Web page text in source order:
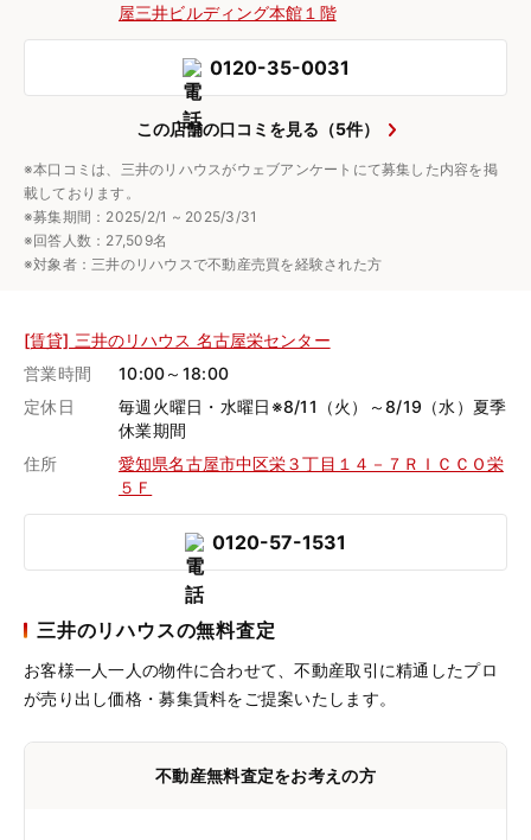
屋三井ビルディング本館１階
0120-35-0031
この店舗の口コミを見る（5件）
※本口コミは、三井のリハウスがウェブアンケートにて募集した内容を掲
載しております。
※募集期間：2025/2/1 ~ 2025/3/31
※回答人数：27,509名
※対象者：三井のリハウスで不動産売買を経験された方
[賃貸] 三井のリハウス 名古屋栄センター
営業時間
10:00～18:00
定休日
毎週火曜日・水曜日※8/11（火）～8/19（水）夏季
休業期間
住所
愛知県名古屋市中区栄３丁目１４－７ＲＩＣＣＯ栄
５Ｆ
0120-57-1531
三井のリハウスの無料査定
お客様一人一人の物件に合わせて、不動産取引に精通したプロ
が売り出し価格・募集賃料をご提案いたします。
不動産無料査定をお考えの方